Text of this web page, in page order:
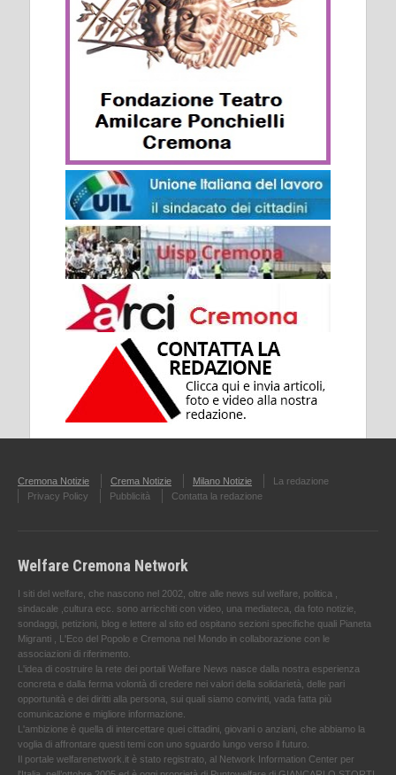
Cremona Notizie Crema Notizie Milano Notizie
La redazione
Privacy Policy
Pubblicità Contatta la redazione
Welfare Cremona Network
I siti del welfare, che nascono nel 2002, oltre alle news sul welfare, politica ,
sindacale ,cultura ecc. sono arricchiti con video, una mediateca, da foto notizie,
sondaggi, petizioni, blog e lettere al sito ed ospitano sezioni specifiche quali Pianeta
Migranti , L'Eco del Popolo e Cremona nel Mondo in collaborazione con le
associazioni di riferimento.
L'idea di costruire la rete dei portali Welfare News nasce dalla nostra esperienza
concreta e dalla ferma volontà di credere nei valori della solidarietà, delle pari
opportunità e dei diritti alla persona, sui quali siamo convinti, vada fatta più
comunicazione e migliore informazione.
L'ambizione è quella di intercettare quei cittadini, giovani o anziani, che abbiamo la
voglia di affrontare questi temi con uno sguardo lungo verso il futuro.
Il portale welfarenetwork.it è stato registrato, al Network Information Center per